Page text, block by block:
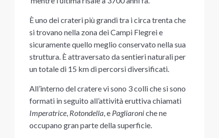
È uno dei crateri più grandi tra i circa trenta che
si trovano nella zona dei Campi Flegrei e
sicuramente quello meglio conservato nella sua
struttura. È attraversato da sentieri naturali per
un totale di 15 km di percorsi diversificati.
All’interno del cratere vi sono 3 colli che si sono
formati in seguito all’attività eruttiva chiamati
Imperatrice, Rotondella, e Pagliaroniche ne
occupano gran parte della superficie.